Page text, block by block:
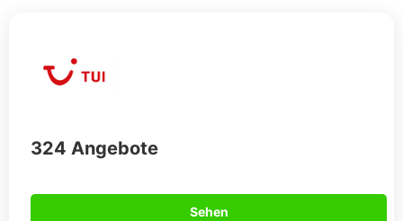
324 Angebote
Sehen